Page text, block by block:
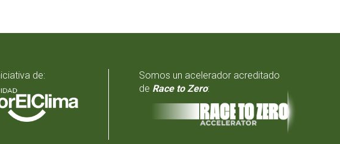
de:
Somos un acelerador acreditado
de Race to Zero: